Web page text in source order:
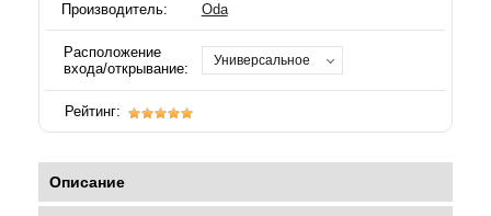
Производитель: Oda
Расположение
входа/открывание:
Универсальное
Рейтинг:
Описание